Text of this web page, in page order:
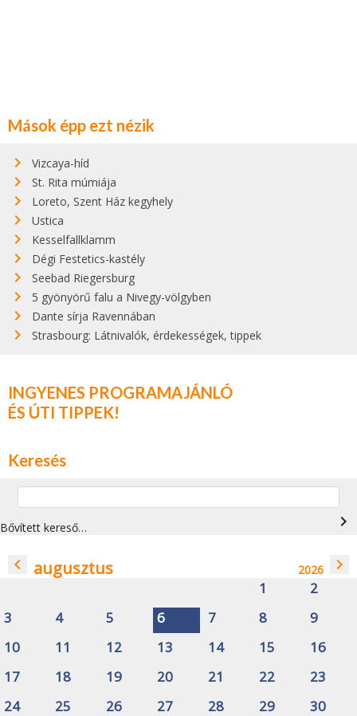
Mások épp ezt nézik
Vizcaya-híd
St. Rita múmiája
Loreto, Szent Ház kegyhely
Ustica
Kesselfallklamm
Dégi Festetics-kastély
Seebad Riegersburg
5 gyönyörű falu a Nivegy-völgyben
Dante sírja Ravennában
Strasbourg: Látnivalók, érdekességek, tippek
INGYENES PROGRAMAJÁNLÓ
ÉS ÚTI TIPPEK!
Keresés
Bővített kereső… navigate_next
navigate_before augusztus 2026 navigate_next
1
2
3
4 5 6 7 8
9
10
11 12 13 14 15
16
17
18 19 20 21 22
23
24
25 26 27 28 29
30